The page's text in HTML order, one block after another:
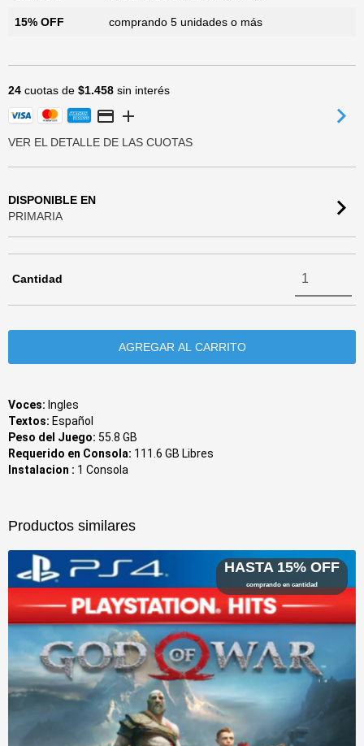
15% OFF comprando 5 unidades o más
24 cuotas de $1.458 sin interés
VER EL DETALLE DE LAS CUOTAS
DISPONIBLE EN
PRIMARIA
Cantidad
Voces: Ingles
Textos: Español
Peso del Juego: 55.8 GB
Requerido en Consola: 111.6 GB Libres
Instalacion : 1 Consola
Productos similares
HASTA 15% OFF
comprando en cantidad